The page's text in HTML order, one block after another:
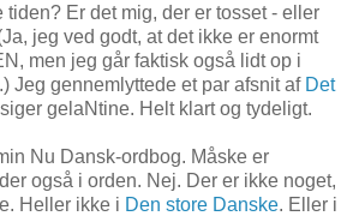
tiden? Er det mig, der er tosset - eller
jeg ved godt, at det ikke er enormt
men jeg går faktisk også lidt op i
Jeg gennemlyttede et par afsnit af Det
gelaNtine. Helt klart og tydeligt.
Nu Dansk-ordbog. Måske er
også i orden. Nej. Der er ikke noget,
Heller ikke i Den store Danske. Eller i